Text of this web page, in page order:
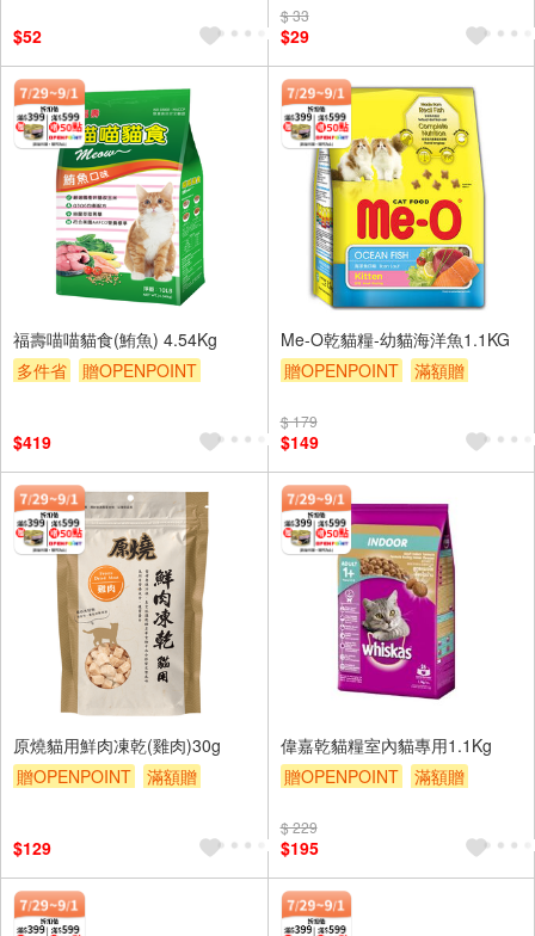
$52
$ 33
$29
福壽喵喵貓食(鮪魚) 4.54Kg
多件省
贈OPENPOINT
$419
Me-O乾貓糧-幼貓海洋魚1.1KG
贈OPENPOINT
滿額贈
$ 179
$149
原燒貓用鮮肉凍乾(雞肉)30g
贈OPENPOINT
滿額贈
$129
偉嘉乾貓糧室內貓專用1.1Kg
贈OPENPOINT
滿額贈
$ 229
$195